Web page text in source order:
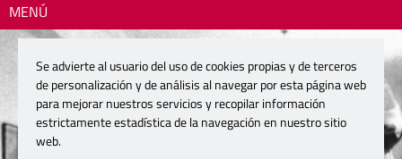
MENÚ
Se advierte al usuario del uso de cookies propias y de terceros
de personalización y de análisis al navegar por esta página web
para mejorar nuestros servicios y recopilar información
estrictamente estadística de la navegación en nuestro sitio
web.